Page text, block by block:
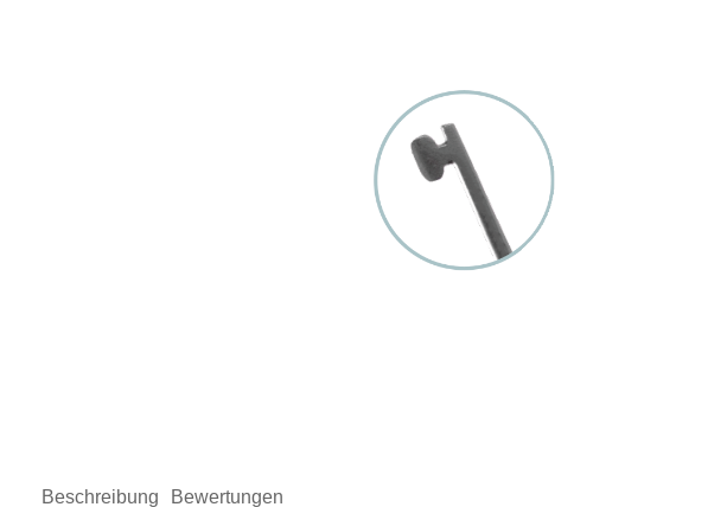
Beschreibung Bewertungen